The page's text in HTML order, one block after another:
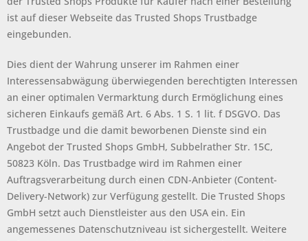
ist auf dieser Webseite das Trusted Shops Trustbadge
eingebunden.
Dies dient der Wahrung unserer im Rahmen einer
Interessensabwägung überwiegenden berechtigten Interessen
an einer optimalen Vermarktung durch Ermöglichung eines
sicheren Einkaufs gemäß Art. 6 Abs. 1 S. 1 lit. f DSGVO. Das
Trustbadge und die damit beworbenen Dienste sind ein
Angebot der Trusted Shops GmbH, Subbelrather Str. 15C,
50823 Köln. Das Trustbadge wird im Rahmen einer
Auftragsverarbeitung durch einen CDN-Anbieter (Content-
Delivery-Network) zur Verfügung gestellt. Die Trusted Shops
GmbH setzt auch Dienstleister aus den USA ein. Ein
angemessenes Datenschutzniveau ist sichergestellt. Weitere